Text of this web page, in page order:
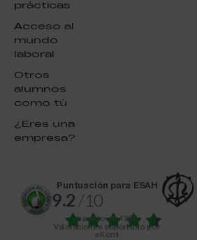
prácticas
Acceso al
mundo
laboral
Otros
alumnos
como tú
¿Eres una
empresa?
puntuación para ESAH
9.2 /10
basado en1332
Valoraciones soportado por
eKomi